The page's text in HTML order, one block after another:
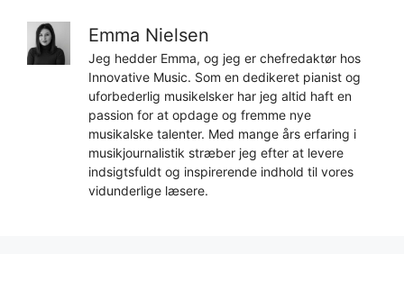
Emma Nielsen
Jeg hedder Emma, og jeg er chefredaktør hos
Innovative Music. Som en dedikeret pianist og
uforbederlig musikelsker har jeg altid haft en
passion for at opdage og fremme nye
musikalske talenter. Med mange års erfaring i
musikjournalistik stræber jeg efter at levere
indsigtsfuldt og inspirerende indhold til vores
vidunderlige læsere.